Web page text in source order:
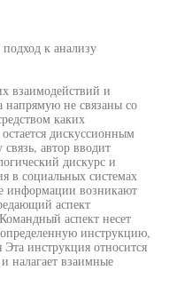
к анализу
взаимодействий и
напрямую не связаны со
каких
дискуссионным
автор вводит
дискурс и
в социальных системах
информации возникают
аспект
аспект несет
инструкцию,
инструкция относится
налагает взаимные